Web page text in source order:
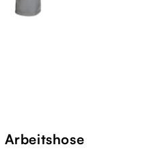
Arbeitshose